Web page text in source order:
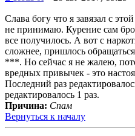
Слава богу что я завязал с
не принимаю. Курение сам
все получилось. А вот с
сложнее, пришлось
***. Но сейчас я не жалею,
вредных привычек - это
Последний раз
редактировалось 1 раз.
Причина: Спам
Вернуться к началу